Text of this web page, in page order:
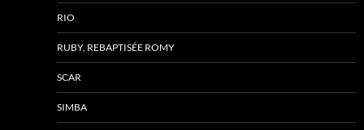
RIO
RUBY, REBAPTISÉE ROMY
SCAR
SIMBA